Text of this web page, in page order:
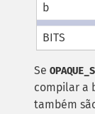
b
BITS
Se
compilar a
também